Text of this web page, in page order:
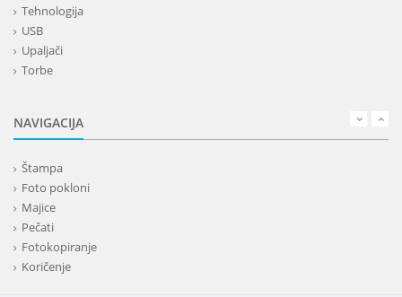
Tehnologija
USB
Upaljači
Torbe
Alati i oprema
Kišobrani
Kućni setovi
Tekstil
Kape
Rokovnici
Kalendari
NAVIGACIJA
Štampa
Foto pokloni
Majice
Pečati
Fotokopiranje
Koričenje